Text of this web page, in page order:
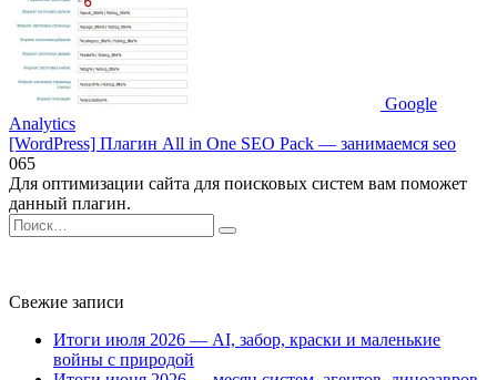
Google
Analytics
[WordPress] Плагин All in One SEO Pack — занимаемся seo
065
Для оптимизации сайта для поисковых систем вам поможет
данный плагин.
Search
for:
Свежие записи
Итоги июля 2026 — AI, забор, краски и маленькие
войны с природой